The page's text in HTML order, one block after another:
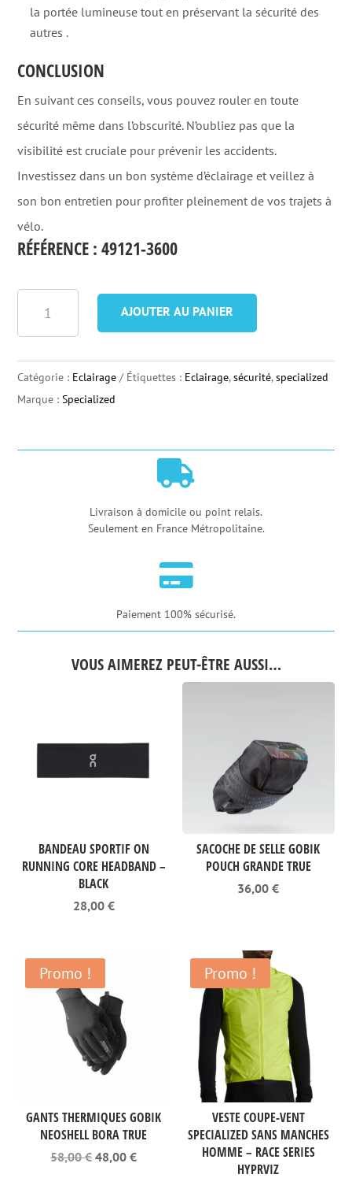
la portée lumineuse tout en préservant la sécurité des
autres .
CONCLUSION
En suivant ces conseils, vous pouvez rouler en toute
sécurité même dans l’obscurité. N’oubliez pas que la
visibilité est cruciale pour prévenir les accidents.
Investissez dans un bon système d’éclairage et veillez à
son bon entretien pour profiter pleinement de vos trajets à
vélo.
RÉFÉRENCE :49121-3600
Specialized
Avant
AJOUTER AU PANIER
Catégorie : Eclairage Étiquettes : Eclairage,sécurité,specialized
Marque :Specialized

Livraison à domicile ou point relais.
Seulement en France Métropolitaine.

Paiement 100% sécurisé.
VOUS AIMEREZ PEUT-ÊTRE AUSSI…
BANDEAU SPORTIF ON
RUNNING CORE HEADBAND –
BLACK
28,00 €
SACOCHE DE SELLE GOBIK
POUCH GRANDE TRUE
36,00€
Promo !
GANTS THERMIQUES GOBIK
NEOSHELL BORA TRUE
58,00€ Le
48,00€Le
Promo !
VESTE COUPE-VENT
SPECIALIZED SANS MANCHES
HOMME – RACE SERIES
HYPRVIZ